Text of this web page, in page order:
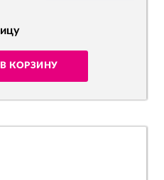
В КОРЗИНУ